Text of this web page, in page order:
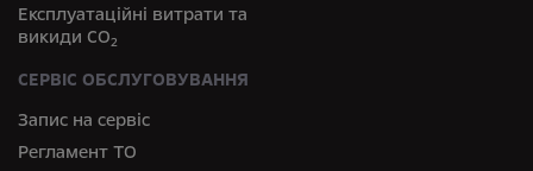
Експлуатаційні витрати та
викиди СО2
СЕРВІС ОБСЛУГОВУВАННЯ
Запис на сервіс
Регламент ТО